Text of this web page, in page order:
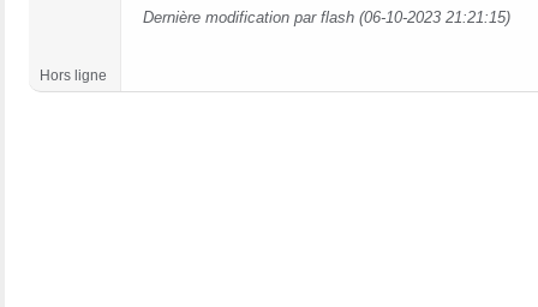
Dernière modification par flash (06-10-2023 21:21:15)
Hors ligne